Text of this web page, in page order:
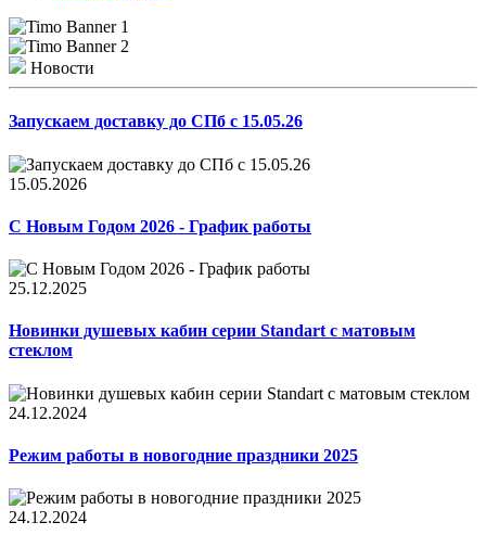
Новости
Запускаем доставку до СПб с 15.05.26
15.05.2026
С Новым Годом 2026 - График работы
25.12.2025
Новинки душевых кабин серии Standart с матовым
стеклом
24.12.2024
Режим работы в новогодние праздники 2025
24.12.2024